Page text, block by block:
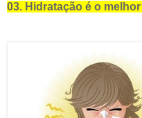
03. Hidratação é o